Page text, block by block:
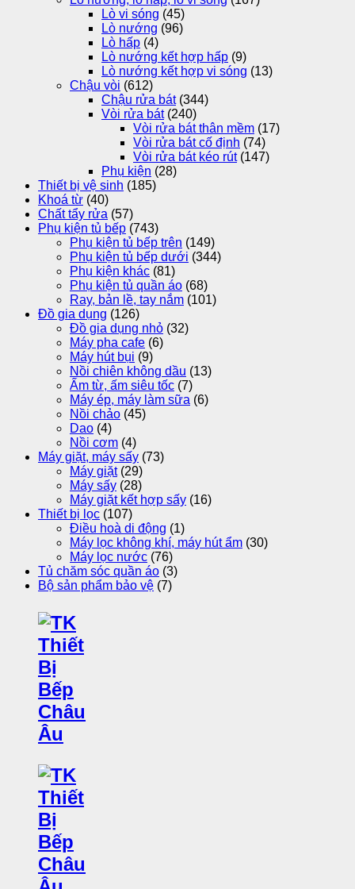
Lò vi sóng (45)
Lò nướng (96)
Lò hấp (4)
Lò nướng kết hợp hấp (9)
Lò nướng kết hợp vi sóng (13)
Chậu vòi (612)
Chậu rửa bát (344)
Vòi rửa bát (240)
Vòi rửa bát thân mềm (17)
Vòi rửa bát cố định (74)
Vòi rửa bát kéo rút (147)
Phụ kiện (28)
Thiết bị vệ sinh (185)
Khoá từ (40)
Chất tẩy rửa (57)
Phụ kiện tủ bếp (743)
Phụ kiện tủ bếp trên (149)
Phụ kiện tủ bếp dưới (344)
Phụ kiện khác (81)
Phụ kiện tủ quần áo (68)
Ray, bản lề, tay nắm (101)
Đồ gia dụng (126)
Đồ gia dụng nhỏ (32)
Máy pha cafe (6)
Máy hút bụi (9)
Nồi chiên không dầu (13)
Ấm từ, ấm siêu tốc (7)
Máy ép, máy làm sữa (6)
Nồi chảo (45)
Dao (4)
Nồi cơm (4)
Máy giặt, máy sấy (73)
Máy giặt (29)
Máy sấy (28)
Máy giặt kết hợp sấy (16)
Thiết bị lọc (107)
Điều hoà di động (1)
Máy lọc không khí, máy hút ẩm (30)
Máy lọc nước (76)
Tủ chăm sóc quần áo (3)
Bộ sản phẩm bảo vệ (7)